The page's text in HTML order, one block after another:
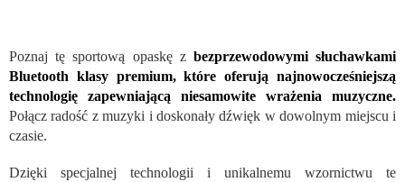
Poznaj tę sportową opaskę z bezprzewodowymi słuchawkami
Bluetooth klasy premium, które oferują najnowocześniejszą
technologię zapewniającą niesamowite wrażenia muzyczne.
Połącz radość z muzyki i doskonały dźwięk w dowolnym miejscu i
czasie.
Dzięki specjalnej technologii i unikalnemu wzornictwu te